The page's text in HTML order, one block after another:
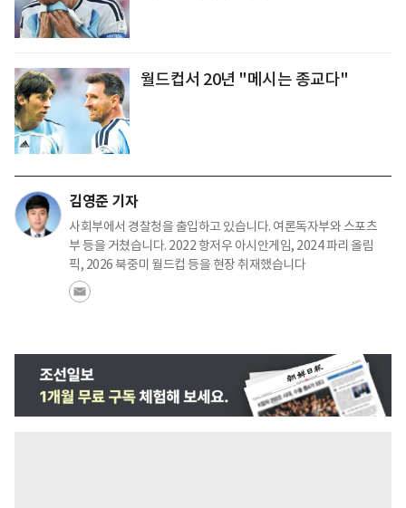
월드컵서 20년 "메시는 종교다"
김영준 기자
사회부에서 경찰청을 출입하고 있습니다. 여론독자부와 스포츠
부 등을 거쳤습니다. 2022 항저우 아시안게임, 2024 파리 올림
픽, 2026 북중미 월드컵 등을 현장 취재했습니다